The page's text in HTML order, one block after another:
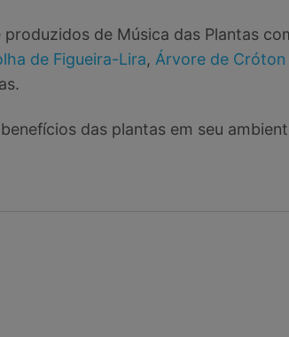
de Música das Plantas
de Figueira-Lira, Árvore de Cróton
das plantas em seu